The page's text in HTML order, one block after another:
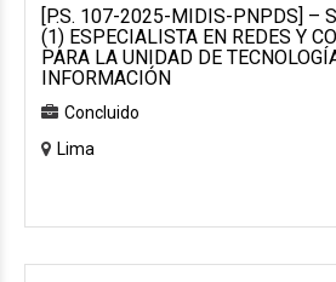
[P.S. 107-2025-MIDIS-PNPDS] –
(1) ESPECIALISTA EN REDES Y
PARA LA UNIDAD DE
INFORMACIÓN
Concluido
Lima